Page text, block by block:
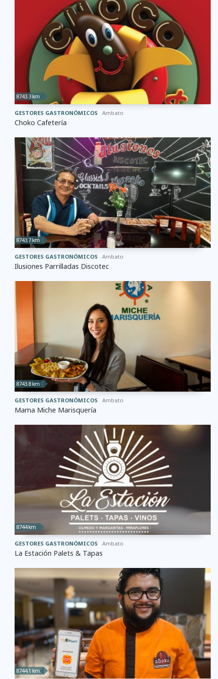
8743.3 km
GESTORES GASTRONÓMICOS Ambato
Choko Cafetería
8743.7 km
GESTORES GASTRONÓMICOS Ambato
Ilusiones Parrilladas Discotec
8743.8 km
GESTORES GASTRONÓMICOS Ambato
Mama Miche Marisquería
8744 km
GESTORES GASTRONÓMICOS Ambato
La Estación Palets & Tapas
8744.1 km